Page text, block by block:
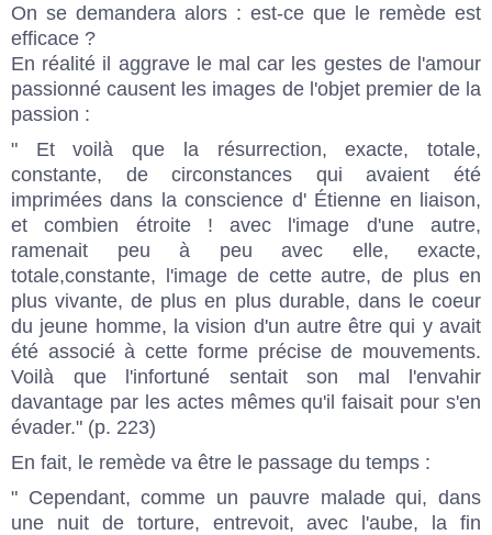
On se demandera alors : est-ce que le remède est
efficace ?
En réalité il aggrave le mal car les gestes de l'amour
passionné causent les images de l'objet premier de la
passion :
" Et voilà que la résurrection, exacte, totale,
constante, de circonstances qui avaient été
imprimées dans la conscience d' Étienne en liaison,
et combien étroite ! avec l'image d'une autre,
ramenait peu à peu avec elle, exacte,
totale,constante, l'image de cette autre, de plus en
plus vivante, de plus en plus durable, dans le coeur
du jeune homme, la vision d'un autre être qui y avait
été associé à cette forme précise de mouvements.
Voilà que l'infortuné sentait son mal l'envahir
davantage par les actes mêmes qu'il faisait pour s'en
évader." (p. 223)
En fait, le remède va être le passage du temps :
" Cependant, comme un pauvre malade qui, dans
une nuit de torture, entrevoit, avec l'aube, la fin